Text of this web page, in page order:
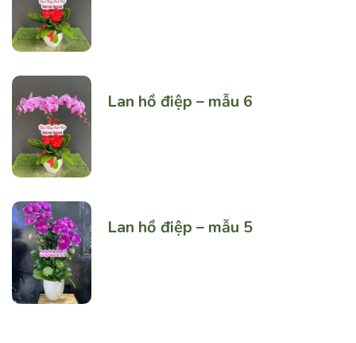
Lan hồ điệp – mẫu 6
Lan hồ điệp – mẫu 5